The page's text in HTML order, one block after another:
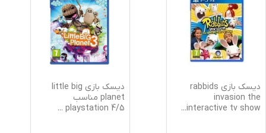
دیسک بازی rabbids
invasion the
interactive tv show
...
دیسک بازی little big
planet مناسب
5/playstation 4
...